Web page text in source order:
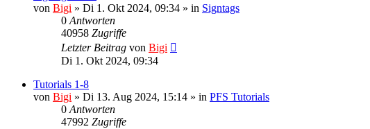
von Bigi » Di 1. Okt 2024, 09:34 » in Signtags
0 Antworten
40958 Zugriffe
Letzter Beitrag von Bigi
Di 1. Okt 2024, 09:34
Tutorials 1-8
von Bigi » Di 13. Aug 2024, 15:14 » in PFS Tutorials
0 Antworten
47992 Zugriffe